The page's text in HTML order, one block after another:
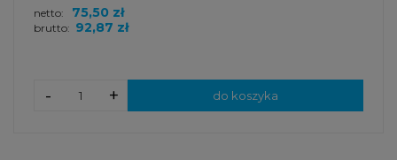
brutto: 92,87 zł
netto: 75,50 zł
+
- do koszyka